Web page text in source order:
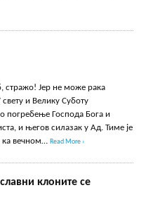
стражо! Јер не може рака
и Велику Суботу
погребење Господа Бога и
и његов силазак у Ад. Тиме је
ка вечном…Read More ›
клоните се